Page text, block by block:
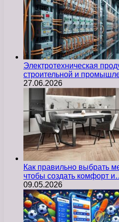
Электротехническая
строительной и
27.06.2026
Как правильно выбрать
чтобы создать комфорт
09.05.2026